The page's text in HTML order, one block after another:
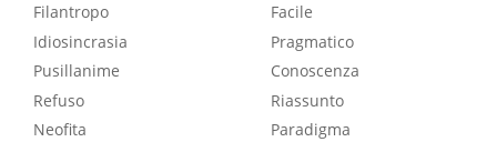
Filantropo
Idiosincrasia
Pusillanime
Refuso
Neofita
Facile
Pragmatico
Conoscenza
Riassunto
Paradigma